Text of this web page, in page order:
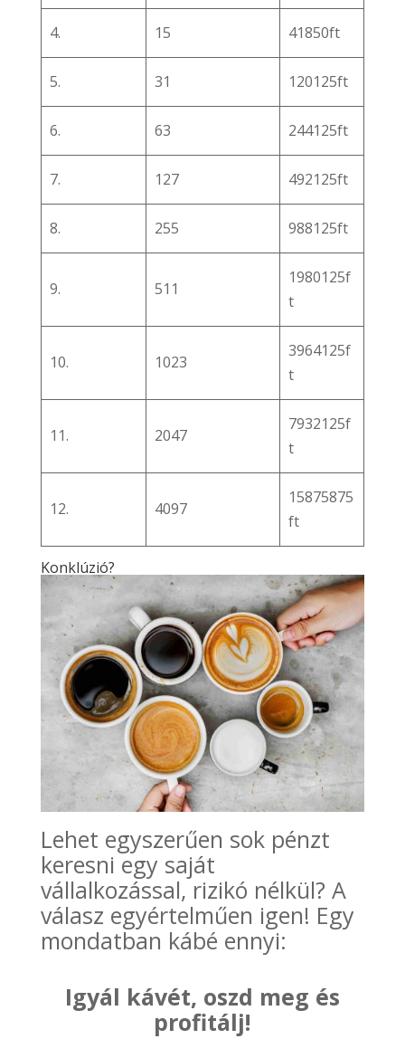
4. 15 41850ft
5. 31 120125ft
6. 63 244125ft
7. 127 492125ft
8. 255 988125ft
9. 511
1980125f
t
10. 1023
3964125f
t
11. 2047
7932125f
t
12. 4097
15875875
ft
Konklúzió?
Lehet egyszerűen sok pénzt
keresni egy saját
vállalkozással, rizikó nélkül? A
válasz egyértelműen igen! Egy
mondatban kábé ennyi:
Igyál kávét, oszd meg és
profitálj!